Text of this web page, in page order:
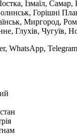
Ізмаїл,
Горішні
Миргород,
Глухів, Чугуїв,
WhatsApp,